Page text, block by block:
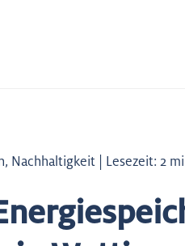
Nachhaltigkeit | Lesezeit: 2